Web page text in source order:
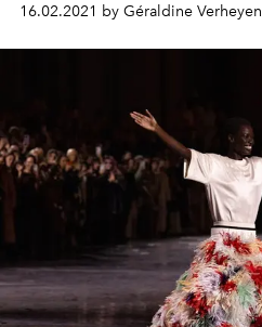
découvrir ou confirmés.
16.02.2021 by Géraldine Verheyen